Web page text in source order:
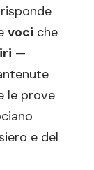
voci che
—
le prove
e del